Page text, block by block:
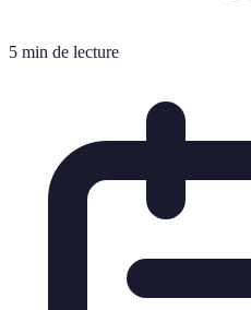
5 min de lecture